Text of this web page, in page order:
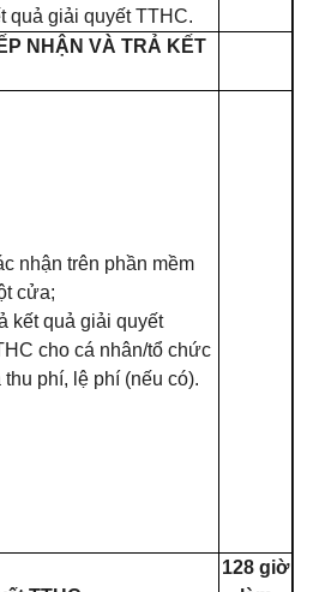
quả giải quyết TTHC.
NHẬN VÀ TRẢ KẾT
nhận trên phần mềm
cửa;
kết quả giải quyết
cho cá nhân/tổ chức
thu phí, lệ phí (nếu có).
128 giờ